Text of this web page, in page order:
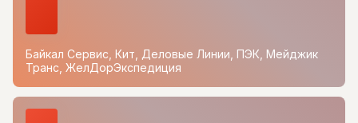
Байкал Сервис, Кит, Деловые Линии, ПЭК, Мейджик
Транс, ЖелДорЭкспедиция